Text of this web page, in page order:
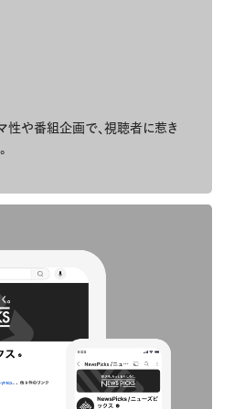
性や番組企画で、視聴者に惹き